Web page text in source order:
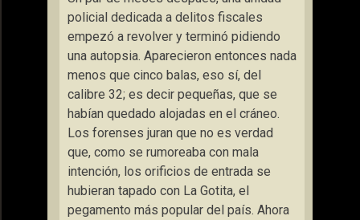
policial dedicada a delitos fiscales
empezó a revolver y terminó pidiendo
una autopsia. Aparecieron entonces nada
menos que cinco balas, eso sí, del
calibre 32; es decir pequeñas, que se
habían quedado alojadas en el cráneo.
Los forenses juran que no es verdad
que, como se rumoreaba con mala
intención, los orificios de entrada se
hubieran tapado con La Gotita, el
pegamento más popular del país. Ahora